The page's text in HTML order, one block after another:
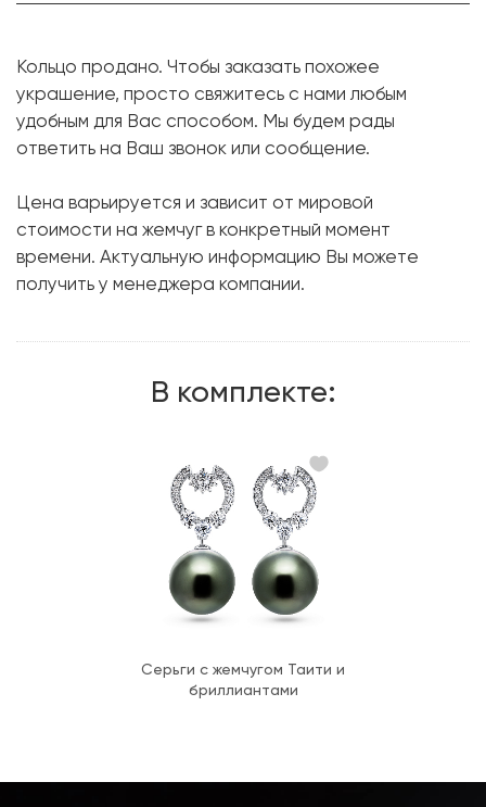
Форма:
Бриллиант:
31 шт. 0.57 карат.
Форма огранки:
Металл:
Белое золото, 750 проба
Вес грамм:
Размер:
Кольцо продано. Чтобы заказать похожее
украшение, просто свяжитесь с нами любым
удобным для Вас способом. Мы будем рады
ответить на Ваш звонок или сообщение.
Цена варьируется и зависит от мировой
стоимости на жемчуг в конкретный момент
времени. Актуальную информацию Вы можете
получить у менеджера компании.
В комплекте:
Серьги с жемчугом Таити и
бриллиантами